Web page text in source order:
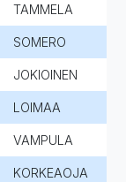
TAMMELA
SOMERO
JOKIOINEN
LOIMAA
VAMPULA
KORKEAOJA